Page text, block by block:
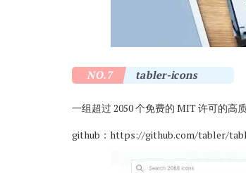
NO.7 tabler-icons
一组超过 2050 个免费的 MIT 许可的高
github： https://github.com/tabler/